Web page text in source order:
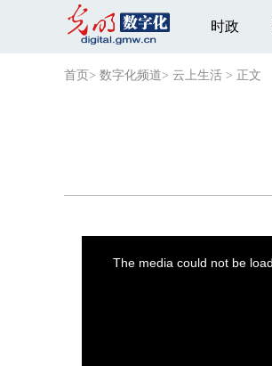
时政
首页 > 数字化频道> 云上生活 > 正文
The media could not be